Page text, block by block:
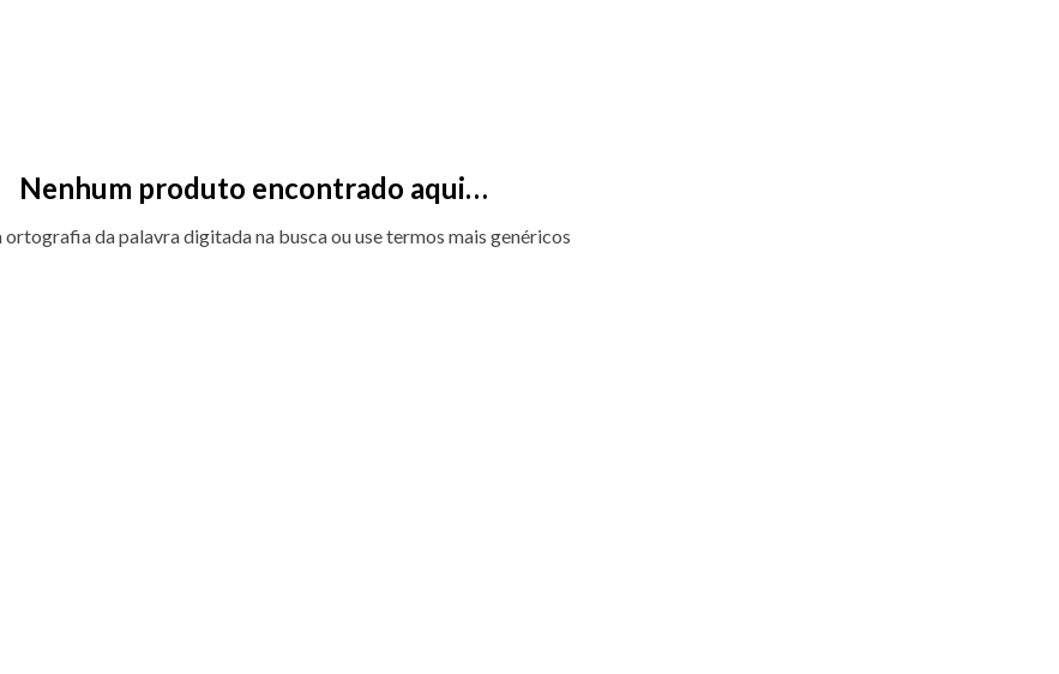
Nenhum produto encontrado aqui…
ortografia da palavra digitada na busca ou use termos mais genéricos